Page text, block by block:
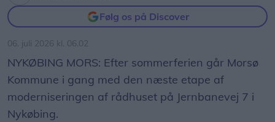
Følg os på Discover
06. juli 2026 kl. 06.02
NYKØBING MORS: Efter sommerferien går Morsø
Kommune i gang med den næste etape af
moderniseringen af rådhuset på Jernbanevej 7 i
Nykøbing.